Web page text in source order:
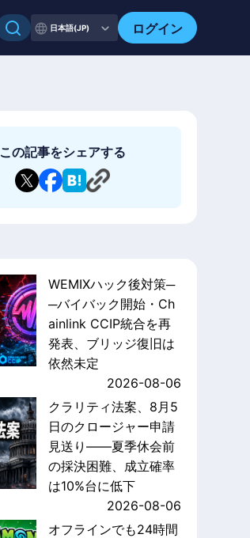
日本語(JP) ログイン
この記事をシェアする
WEMIXハック後対策─
─バイバック開始・Ch
ainlink CCIP統合を再
発表、ブリッジ復旧は
依然未定
2026-08-06
クラリティ法案、8月5
日のクロージャー申請
見送り——夏季休会前
の採決困難、成立確率
は10%台に低下
2026-08-06
オフラインでも24時間